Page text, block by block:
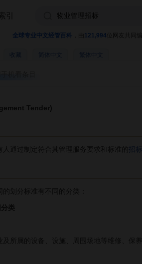
全球专业中文经管百科 121,994 位网友共同
收藏
Tender)
人通过制定符合其管理服务要求和标准的 招
划分标准有不同的分类：
类
及所属的设备、设施、周围场地等维修、保
引